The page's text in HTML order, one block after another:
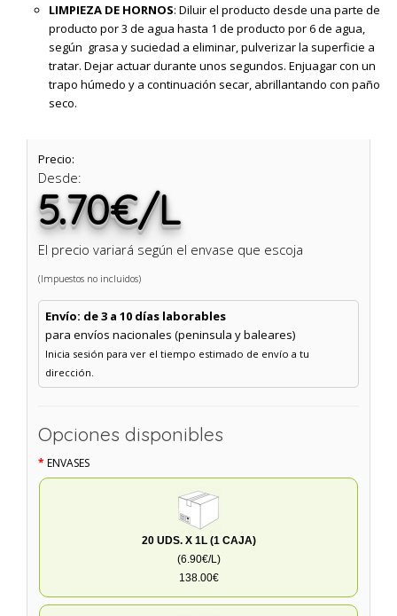
LIMPIEZA DE HORNOS: Diluir el producto desde una parte de
producto por 3 de agua hasta 1 de producto por 6 de agua,
según grasa y suciedad a eliminar, pulverizar la superficie a
tratar. Dejar actuar durante unos segundos. Enjuagar con un
trapo húmedo y a continuación secar, abrillantando con paño
seco.
Precio:
Desde:
5.70€/L
El precio variará según el envase que escoja
(Impuestos no incluidos)
Envío: de 3 a 10 días laborables
para envíos nacionales (peninsula y baleares)
Inicia sesión para ver el tiempo estimado de envío a tu
dirección.
Opciones disponibles
ENVASES
20 UDS. X 1L (1 CAJA)
(6.90€/L)
138.00€